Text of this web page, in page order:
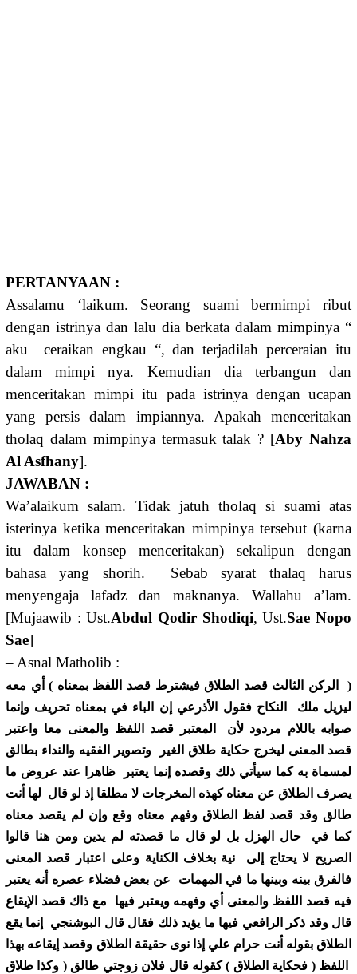
PERTANYAAN :
Assalamu ‘laikum. Seorang suami bermimpi ribut
dengan istrinya dan lalu dia berkata dalam mimpinya “
aku ceraikan engkau “, dan terjadilah perceraian itu
dalam mimpi nya. Kemudian dia terbangun dan
menceritakan mimpi itu pada istrinya dengan ucapan
yang persis dalam impiannya. Apakah menceritakan
tholaq dalam mimpinya termasuk talak ? [Aby Nahza
Al Asfhany].
JAWABAN :
Wa’alaikum salam. Tidak jatuh tholaq si suami atas
isterinya ketika menceritakan mimpinya tersebut (karna
itu dalam konsep menceritakan) sekalipun dengan
bahasa yang shorih. Sebab syarat thalaq harus
menyengaja lafadz dan maknanya. Wallahu a’lam.
[Mujaawib : Ust.Abdul Qodir Shodiqi, Ust.Sae Nopo
Sae]
– Asnal Matholib :
‏( ﺍﻟﺮﻛﻦ ﺍﻟﺜﺎﻟﺚ ﻗﺼﺪ ﺍﻟﻄﻼﻕ ﻓﻴﺸﺘﺮﻁ ﻗﺼﺪ ﺍﻟﻠﻔﻆ ﺑﻤﻌﻨﺎﻩ ‏) ﺃﻱ ﻣﻌﻪ
ﻟﻴﺰﻳﻞ ﻣﻠﻚ ﺍﻟﻨﻜﺎﺡ ﻓﻘﻮﻝ ﺍﻷﺫﺭﻋﻲ ﺇﻥ ﺍﻟﺒﺎﺀ ﻓﻲ ﺑﻤﻌﻨﺎﻩ ﺗﺤﺮﻳﻒ ﻭﺇﻧﻤﺎ
ﺻﻮﺍﺑﻪ ﺑﺎﻟﻼﻡ ﻣﺮﺩﻭﺩ ﻷﻥ ﺍﻟﻤﻌﺘﺒﺮ ﻗﺼﺪ ﺍﻟﻠﻔﻆ ﻭﺍﻟﻤﻌﻨﻰ ﻣﻌﺎ ﻭﺍﻋﺘﺒﺮ
ﻗﺼﺪ ﺍﻟﻤﻌﻨﻰ ﻟﻴﺨﺮﺝ ﺣﻜﺎﻳﺔ ﻃﻼﻕ ﺍﻟﻐﻴﺮ ﻭﺗﺼﻮﻳﺮ ﺍﻟﻔﻘﻴﻪ ﻭﺍﻟﻨﺪﺍﺀ ﺑﻄﺎﻟﻖ
ﻟﻤﺴﻤﺎﺓ ﺑﻪ ﻛﻤﺎ ﺳﻴﺄﺗﻲ ﺫﻟﻚ ﻭﻗﺼﺪﻩ ﺇﻧﻤﺎ ﻳﻌﺘﺒﺮ ﻇﺎﻫﺮﺍ ﻋﻨﺪ ﻋﺮﻭﺽ ﻣﺎ
ﻳﺼﺮﻑ ﺍﻟﻄﻼﻕ ﻋﻦ ﻣﻌﻨﺎﻩ ﻛﻬﺬﻩ ﺍﻟﻤﺨﺮﺟﺎﺕ ﻻ ﻣﻄﻠﻘﺎ ﺇﺫ ﻟﻮ ﻗﺎﻝ ﻟﻬﺎ ﺃﻧﺖ
ﻃﺎﻟﻖ ﻭﻗﺪ ﻗﺼﺪ ﻟﻔﻆ ﺍﻟﻄﻼﻕ ﻭﻓﻬﻢ ﻣﻌﻨﺎﻩ ﻭﻗﻊ ﻭﺇﻥ ﻟﻢ ﻳﻘﺼﺪ ﻣﻌﻨﺎﻩ
ﻛﻤﺎ ﻓﻲ ﺣﺎﻝ ﺍﻟﻬﺰﻝ ﺑﻞ ﻟﻮ ﻗﺎﻝ ﻣﺎ ﻗﺼﺪﺗﻪ ﻟﻢ ﻳﺪﻳﻦ ﻭﻣﻦ ﻫﻨﺎ ﻗﺎﻟﻮﺍ
ﺍﻟﺼﺮﻳﺢ ﻻ ﻳﺤﺘﺎﺝ ﺇﻟﻰ ﻧﻴﺔ ﺑﺨﻼﻑ ﺍﻟﻜﻨﺎﻳﺔ ﻭﻋﻠﻰ ﺍﻋﺘﺒﺎﺭ ﻗﺼﺪ ﺍﻟﻤﻌﻨﻰ
ﻓﺎﻟﻔﺮﻕ ﺑﻴﻨﻪ ﻭﺑﻴﻨﻬﺎ ﻣﺎ ﻓﻲ ﺍﻟﻤﻬﻤﺎﺕ ﻋﻦ ﺑﻌﺾ ﻓﻀﻼﺀ ﻋﺼﺮﻩ ﺃﻧﻪ ﻳﻌﺘﺒﺮ
ﻓﻴﻪ ﻗﺼﺪ ﺍﻟﻠﻔﻆ ﻭﺍﻟﻤﻌﻨﻰ ﺃﻱ ﻭﻓﻬﻤﻪ ﻭﻳﻌﺘﺒﺮ ﻓﻴﻬﺎ ﻣﻊ ﺫﺍﻙ ﻗﺼﺪ ﺍﻹﻳﻘﺎﻉ
ﻗﺎﻝ ﻭﻗﺪ ﺫﻛﺮ ﺍﻟﺮﺍﻓﻌﻲ ﻓﻴﻬﺎ ﻣﺎ ﻳﺆﻳﺪ ﺫﻟﻚ ﻓﻘﺎﻝ ﻗﺎﻝ ﺍﻟﺒﻮﺷﻨﺠﻲ ﺇﻧﻤﺎ ﻳﻘﻊ
ﺍﻟﻄﻼﻕ ﺑﻘﻮﻟﻪ ﺃﻧﺖ ﺣﺮﺍﻡ ﻋﻠﻲ ﺇﺫﺍ ﻧﻮﻯ ﺣﻘﻴﻘﺔ ﺍﻟﻄﻼﻕ ﻭﻗﺼﺪ ﺇﻳﻘﺎﻋﻪ ﺑﻬﺬﺍ
ﺍﻟﻠﻔﻆ ‏( ﻓﺤﻜﺎﻳﺔ ﺍﻟﻄﻼﻕ ‏) ﻛﻘﻮﻟﻪ ﻗﺎﻝ ﻓﻼﻥ ﺯﻭﺟﺘﻲ ﻃﺎﻟﻖ ‏( ﻭﻛﺬﺍ ﻃﻼﻕ